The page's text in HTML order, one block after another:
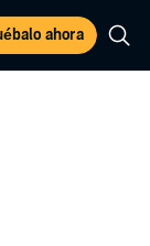
ahora